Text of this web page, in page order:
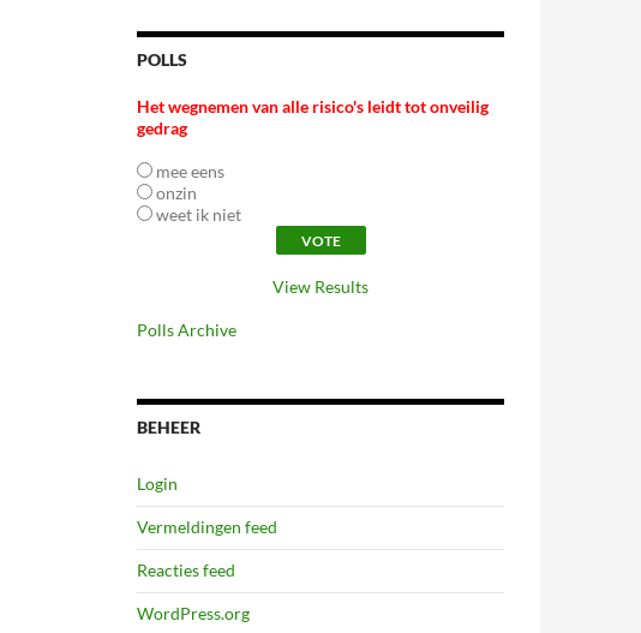
POLLS
Het wegnemen van alle risico's leidt tot onveilig
gedrag
mee eens
onzin
weet ik niet
View Results
Polls Archive
BEHEER
Login
Vermeldingen feed
Reacties feed
WordPress.org